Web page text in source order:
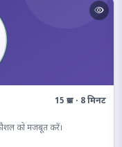
15 प्रश्न · 8 मिनट
को मजबूत करें।